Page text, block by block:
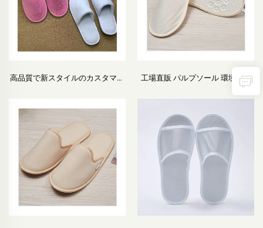
高品質で新スタイルのカスタマイ
らかい航空機用スリッパ・使い捨
て高級ホテルスリッパ
工場直販 パルプソール 環境にや
さしいエコスリッパ カスタマイズ
ロゴ対応使い捨てホテルスリッパ